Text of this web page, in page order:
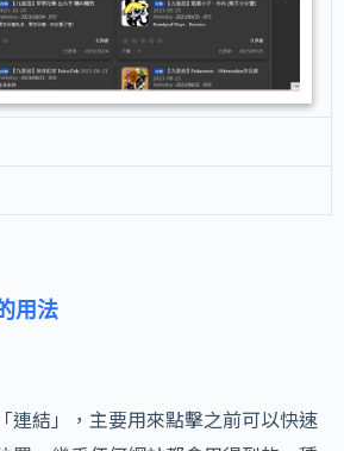
用法
連結」，主要用來點擊之前可以快速